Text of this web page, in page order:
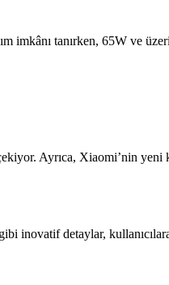
imkânı tanırken, 65W ve
Ayrıca, Xiaomi’nin yeni
inovatif detaylar,